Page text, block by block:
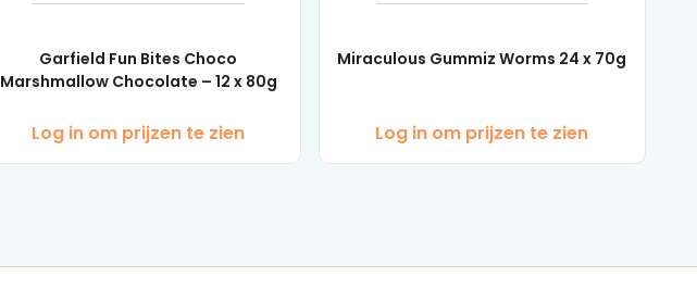
Garfield Fun Bites Choco
Marshmallow Chocolate – 12 x 80g
Log in om prijzen te zien
Miraculous Gummiz Worms 24 x 70g
Log in om prijzen te zien